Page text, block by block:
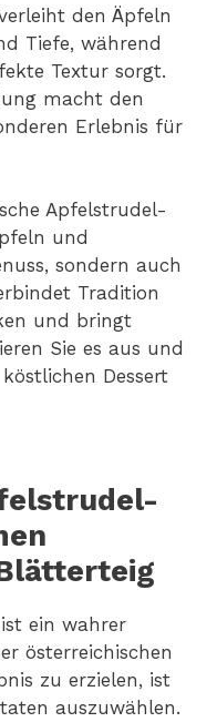
den Äpfeln
Tiefe, während
Textur sorgt.
macht den
Erlebnis für
Apfelstrudel-
und
sondern auch
Tradition
und bringt
Sie es aus und
Dessert
ein wahrer
österreichischen
zu erzielen, ist
auszuwählen.